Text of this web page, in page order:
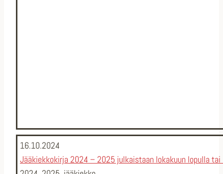
16.10.2024
Jääkiekkokirja 2024 – 2025 julkaistaan lokakuun lopulla